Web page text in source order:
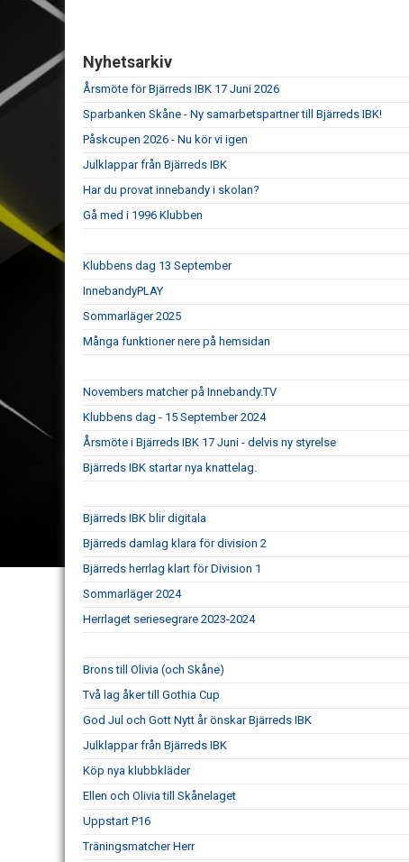
Nyhetsarkiv
Årsmöte för Bjärreds IBK 17 Juni 2026
Sparbanken Skåne - Ny samarbetspartner till Bjärreds IBK!
Påskcupen 2026 - Nu kör vi igen
Julklappar från Bjärreds IBK
Har du provat innebandy i skolan?
Gå med i 1996 Klubben
Klubbens dag 13 September
InnebandyPLAY
Sommarläger 2025
Många funktioner nere på hemsidan
Novembers matcher på Innebandy.TV
Klubbens dag - 15 September 2024
Årsmöte i Bjärreds IBK 17 Juni - delvis ny styrelse
Bjärreds IBK startar nya knattelag.
Bjärreds IBK blir digitala
Bjärreds damlag klara för division 2
Bjärreds herrlag klart för Division 1
Sommarläger 2024
Herrlaget seriesegrare 2023-2024
Brons till Olivia (och Skåne)
Två lag åker till Gothia Cup
God Jul och Gott Nytt år önskar Bjärreds IBK
Julklappar från Bjärreds IBK
Köp nya klubbkläder
Ellen och Olivia till Skånelaget
Uppstart P16
Träningsmatcher Herr